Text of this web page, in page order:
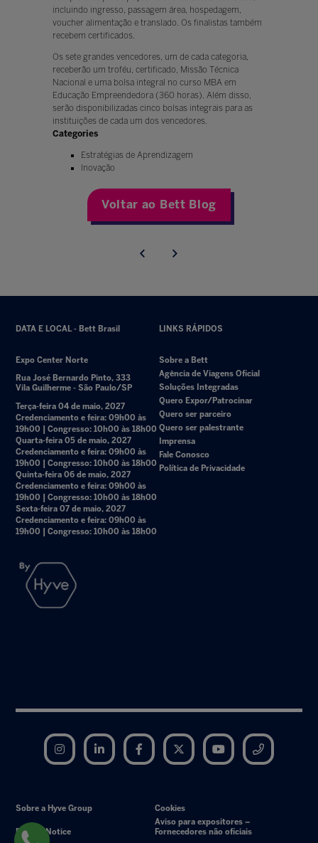
incluindo ingresso, passagem área, hospedagem,
voucher alimentação e translado. Os finalistas também
recebem certificados.
Os sete grandes vencedores, um de cada categoria,
receberão um troféu, certificado, Missão Técnica
Nacional e uma bolsa integral no curso MBA em
Educação Empreendedora (360 horas). Além disso,
serão disponibilizadas cinco bolsas integrais para as
instituições de cada um dos vencedores.
Categories
Estratégias de Aprendizagem
Inovação
Voltar ao Bett Blog
DATA E LOCAL - Bett Brasil
Expo Center Norte
Rua José Bernardo Pinto, 333
Vila Guilherme - São Paulo/SP
Terça-feira 04 de maio, 2027
Credenciamento e feira: 09h00 às
19h00 | Congresso: 10h00 às 18h00
Quarta-feira 05 de maio, 2027
Credenciamento e feira: 09h00 às
19h00 | Congresso: 10h00 às 18h00
Quinta-feira 06 de maio, 2027
Credenciamento e feira: 09h00 às
19h00 | Congresso: 10h00 às 18h00
Sexta-feira 07 de maio, 2027
Credenciamento e feira: 09h00 às
19h00 | Congresso: 10h00 às 18h00
LINKS RÁPIDOS
Sobre a Bett
Agência de Viagens Oficial
Soluções Integradas
Quero Expor/Patrocinar
Quero ser parceiro
Quero ser palestrante
Imprensa
Fale Conosco
Política de Privacidade
Instagram LinkedIn Facebook Twitter YouTube
Sobre a Hyve Group Cookies
Privacy Notice
Aviso para expositores –
Fornecedores não oficiais